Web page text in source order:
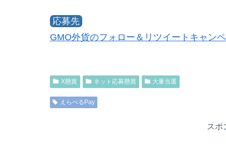
応募先
GMO外貨のフォロー＆リツイートキャン
X懸賞 ネット応募懸賞 大量当選
えらべるPay
スポ